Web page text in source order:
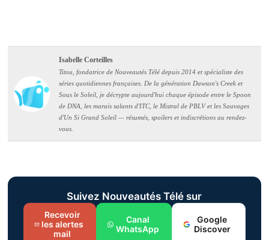
Isabelle Corteilles
Titou, fondatrice de Nouveautés Télé depuis 2014 et spécialiste des
séries quotidiennes françaises. De la génération Dawson's Creek et
Sous le Soleil, je décrypte aujourd'hui chaque épisode entre le Spoon
de DNA, les marais salants d'ITC, le Mistral de PBLV et les Sauvages
d'Un Si Grand Soleil — résumés, spoilers et indiscrétions au rendez-
vous.
Suivez Nouveautés Télé sur
Recevoir
les alertes
mail
Canal
WhatsApp
Google
Discover